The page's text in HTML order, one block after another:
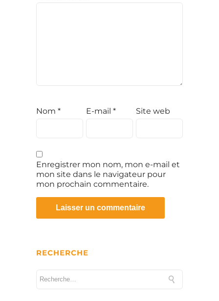
Nom * E-mail * Site web
Enregistrer mon nom, mon e-mail et
mon site dans le navigateur pour
mon prochain commentaire.
RECHERCHE